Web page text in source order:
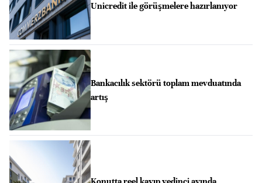
Unicredit ile görüşmelere hazırlanıyor
Bankacılık sektörü toplam mevduatında
artış